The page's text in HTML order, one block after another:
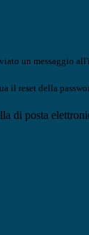
un messaggio
il reset della
di posta